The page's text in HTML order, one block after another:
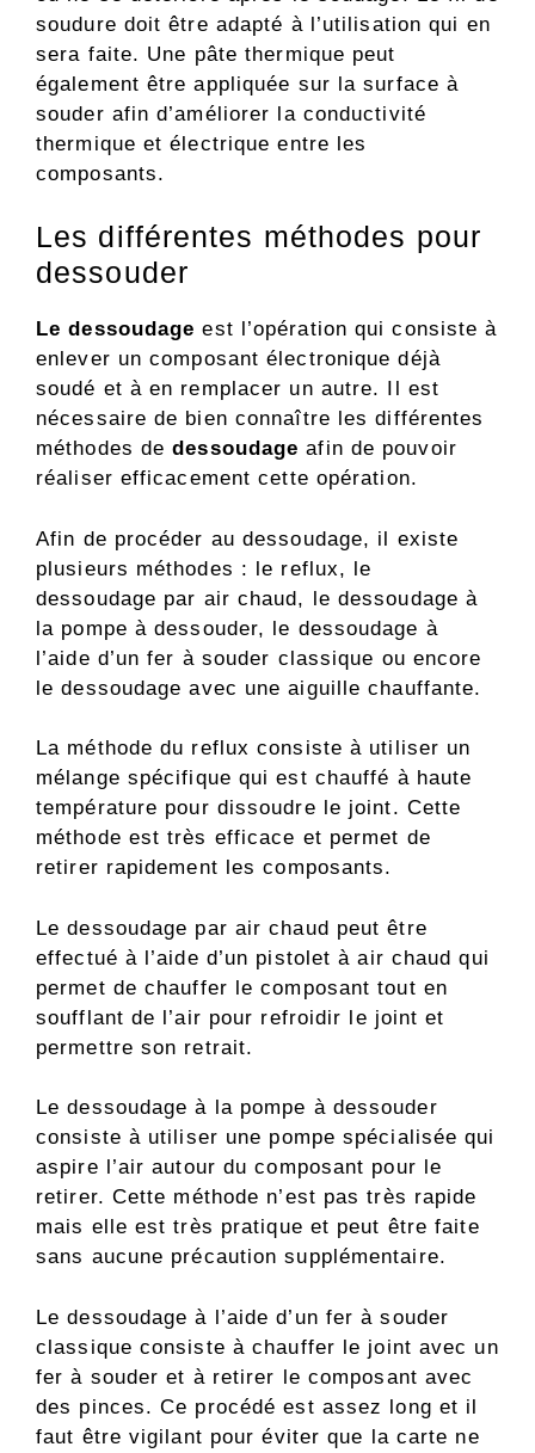
soudure doit être adapté à l’utilisation qui en
sera faite. Une pâte thermique peut
également être appliquée sur la surface à
souder afin d’améliorer la conductivité
thermique et électrique entre les
composants.
Les différentes méthodes pour
dessouder
Le dessoudage est l’opération qui consiste à
enlever un composant électronique déjà
soudé et à en remplacer un autre. Il est
nécessaire de bien connaître les différentes
méthodes dedessoudage afin de pouvoir
réaliser efficacement cette opération.
Afin de procéder au dessoudage, il existe
plusieurs méthodes : le reflux, le
dessoudage par air chaud, le dessoudage à
la pompe à dessouder, le dessoudage à
l’aide d’un fer à souder classique ou encore
le dessoudage avec une aiguille chauffante.
La méthode du reflux consiste à utiliser un
mélange spécifique qui est chauffé à haute
température pour dissoudre le joint. Cette
méthode est très efficace et permet de
retirer rapidement les composants.
Le dessoudage par air chaud peut être
effectué à l’aide d’un pistolet à air chaud qui
permet de chauffer le composant tout en
soufflant de l’air pour refroidir le joint et
permettre son retrait.
Le dessoudage à la pompe à dessouder
consiste à utiliser une pompe spécialisée qui
aspire l’air autour du composant pour le
retirer. Cette méthode n’est pas très rapide
mais elle est très pratique et peut être faite
sans aucune précaution supplémentaire.
Le dessoudage à l’aide d’un fer à souder
classique consiste à chauffer le joint avec un
fer à souder et à retirer le composant avec
des pinces. Ce procédé est assez long et il
faut être vigilant pour éviter que la carte ne